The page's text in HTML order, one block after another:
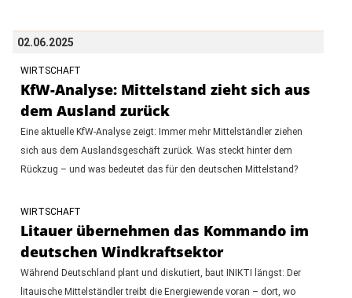
02.06.2025
WIRTSCHAFT
KfW-Analyse: Mittelstand zieht sich aus
dem Ausland zurück
Eine aktuelle KfW-Analyse zeigt: Immer mehr Mittelständler ziehen
sich aus dem Auslandsgeschäft zurück. Was steckt hinter dem
Rückzug – und was bedeutet das für den deutschen Mittelstand?
WIRTSCHAFT
Litauer übernehmen das Kommando im
deutschen Windkraftsektor
Während Deutschland plant und diskutiert, baut INIKTI längst: Der
litauische Mittelständler treibt die Energiewende voran – dort, wo